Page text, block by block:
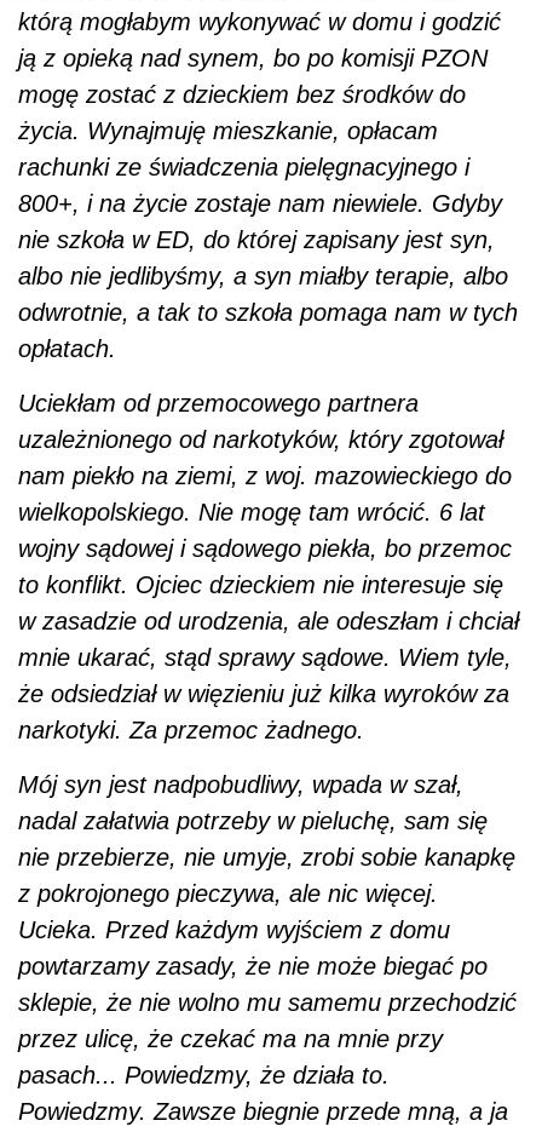
którą mogłabym wykonywać w domu i godzić
ją z opieką nad synem, bo po komisji PZON
mogę zostać z dzieckiem bez środków do
życia. Wynajmuję mieszkanie, opłacam
rachunki ze świadczenia pielęgnacyjnego i
800+, i na życie zostaje nam niewiele. Gdyby
nie szkoła w ED, do której zapisany jest syn,
albo nie jedlibyśmy, a syn miałby terapie, albo
odwrotnie, a tak to szkoła pomaga nam w tych
opłatach.
Uciekłam od przemocowego partnera
uzależnionego od narkotyków, który zgotował
nam piekło na ziemi, z woj. mazowieckiego do
wielkopolskiego. Nie mogę tam wrócić. 6 lat
wojny sądowej i sądowego piekła, bo przemoc
to konflikt. Ojciec dzieckiem nie interesuje się
w zasadzie od urodzenia, ale odeszłam i chciał
mnie ukarać, stąd sprawy sądowe. Wiem tyle,
że odsiedział w więzieniu już kilka wyroków za
narkotyki. Za przemoc żadnego.
Mój syn jest nadpobudliwy, wpada w szał,
nadal załatwia potrzeby w pieluchę, sam się
nie przebierze, nie umyje, zrobi sobie kanapkę
z pokrojonego pieczywa, ale nic więcej.
Ucieka. Przed każdym wyjściem z domu
powtarzamy zasady, że nie może biegać po
sklepie, że nie wolno mu samemu przechodzić
przez ulicę, że czekać ma na mnie przy
pasach... Powiedzmy, że działa to.
Powiedzmy. Zawsze biegnie przede mną, a ja